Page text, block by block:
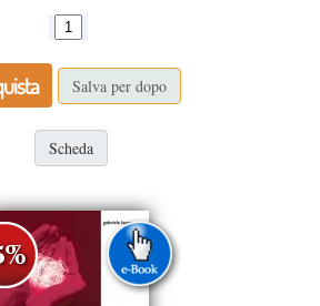
Salva per dopo
Scheda